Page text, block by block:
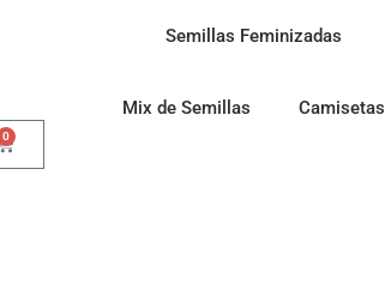
0
Semillas Feminizadas
Mix de Semillas Camisetas